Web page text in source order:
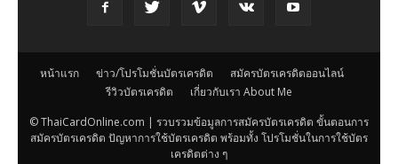
หน้าแรก ข่าว/โปรโมชั่นบัตรเครดิต
สมัครบัตรเครดิตออนไลน์
รีวิวบัตรเครดิต
เกี่ยวกับเรา About Me
© ThaiCardOnline.com | รวบรวมข้อมูลการสมัครบัตรเครดิต ขั้นตอนการ
สมัครบัตรเครดิต ปัญหาการใช้บัตรเครดิต พร้อมทั้ง โปรโมชั่นในการใช้บัตร
เครดิตต่าง ๆ